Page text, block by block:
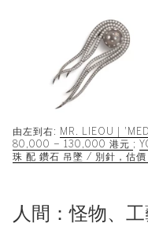
由左到右: MR. LIEOU |
80,000 – 130,000 港元 ;
珠 配 鑽石 吊墜 / 別針，估
人間：怪物、